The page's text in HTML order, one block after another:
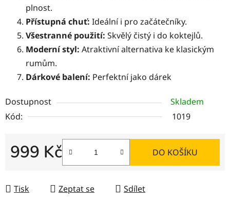
plnost.
Přístupná chuť: Ideální i pro začátečníky.
Všestranné použití: Skvělý čistý i do koktejlů.
Moderní styl: Atraktivní alternativa ke klasickým
rumům.
Dárkové balení: Perfektní jako dárek
Dostupnost
Skladem
Kód:
1019
999 Kč DO KOŠÍKU
Tisk Zeptat se Sdílet